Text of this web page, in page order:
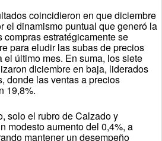
coincidieron en que diciembre
el dinamismo puntual que generó la
estratégicamente se
para eludir las subas de precios
último mes. En suma, los siete
diciembre en baja, liderados
donde las ventas a precios
19,8%.
solo el rubro de Calzado y
modesto aumento del 0,4%, a
mantener un desempeño